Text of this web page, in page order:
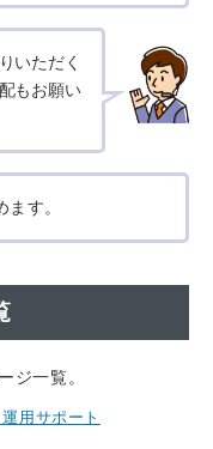
いただく
もお願い
す。
ジ一覧。
用サポート